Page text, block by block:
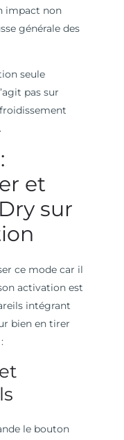
impact non
générale des
seule
pas sur
et
sur
ce mode car il
activation est
intégrant
bien en tirer
le bouton